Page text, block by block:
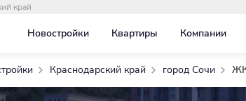
край
Новостройки Квартиры Компании
Краснодарский край город Сочи